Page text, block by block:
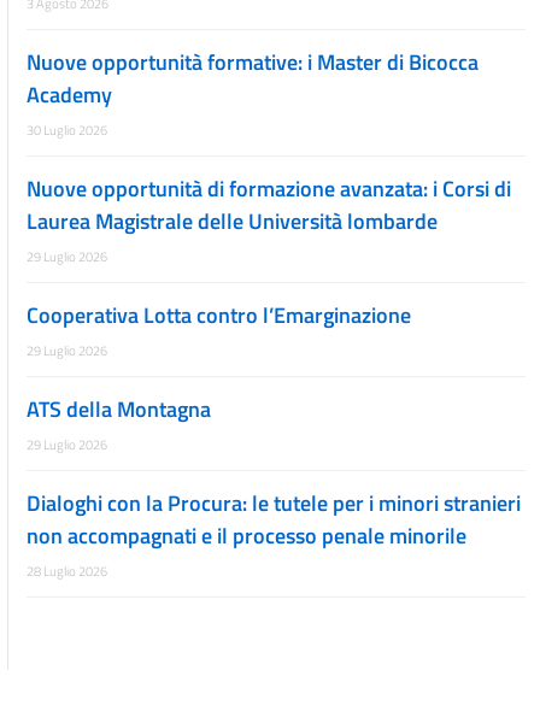
Nuove opportunità formative: i Master di Bicocca
Academy
30 Luglio 2026
Nuove opportunità di formazione avanzata: i Corsi di
Laurea Magistrale delle Università lombarde
29 Luglio 2026
Cooperativa Lotta contro l’Emarginazione
29 Luglio 2026
ATS della Montagna
29 Luglio 2026
Dialoghi con la Procura: le tutele per i minori stranieri
non accompagnati e il processo penale minorile
28 Luglio 2026